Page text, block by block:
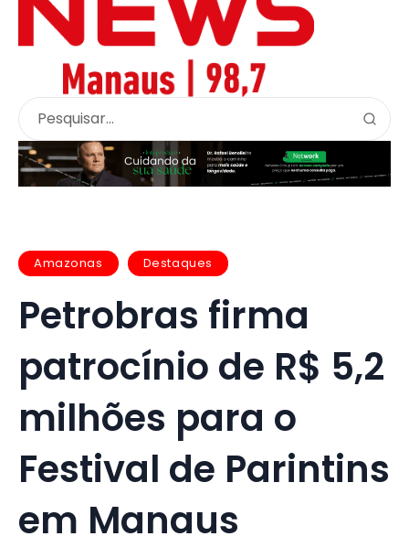
Amazonas Destaques
Petrobras firma
patrocínio de R$ 5,2
milhões para o
Festival de Parintins
em Manaus